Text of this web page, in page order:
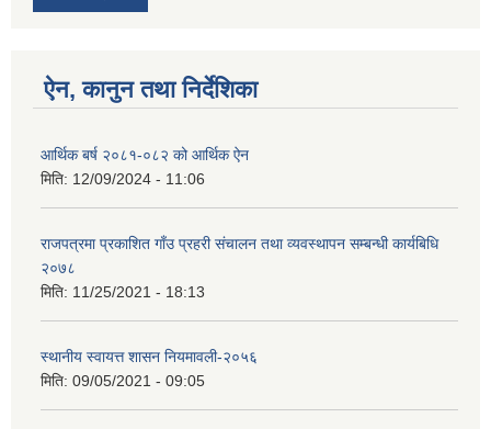
ऐन, कानुन तथा निर्देशिका
आर्थिक बर्ष २०८१-०८२ को आर्थिक ऐन
मिति: 12/09/2024 - 11:06
राजपत्रमा प्रकाशित गाँउ प्रहरी संचालन तथा व्यवस्थापन सम्बन्धी कार्यबिधि
२०७८
मिति: 11/25/2021 - 18:13
स्थानीय स्वायत्त शासन नियमावली-२०५६
मिति: 09/05/2021 - 09:05